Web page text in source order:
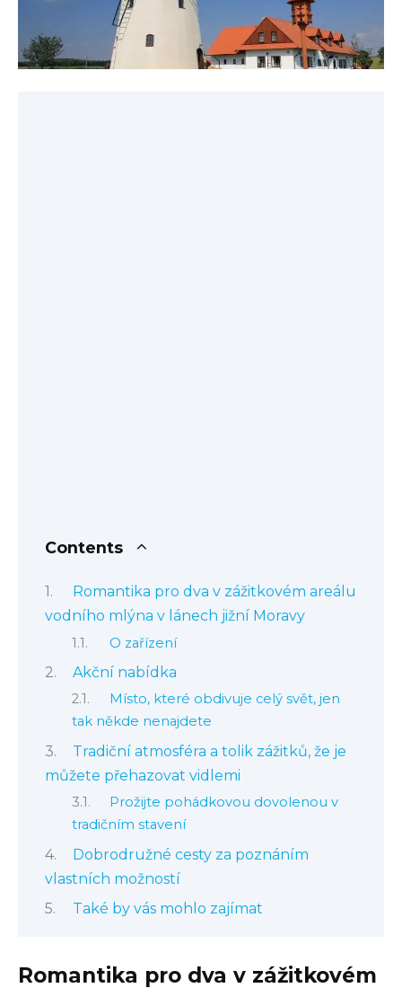
Contents
Romantika pro dva v zážitkovém areálu
vodního mlýna v lánech jižní Moravy
O zařízení
Akční nabídka
Místo, které obdivuje celý svět, jen
tak někde nenajdete
Tradiční atmosféra a tolik zážitků, že je
můžete přehazovat vidlemi
Prožijte pohádkovou dovolenou v
tradičním stavení
Dobrodružné cesty za poznáním
vlastních možností
Také by vás mohlo zajímat
Romantika pro dva v zážitkovém